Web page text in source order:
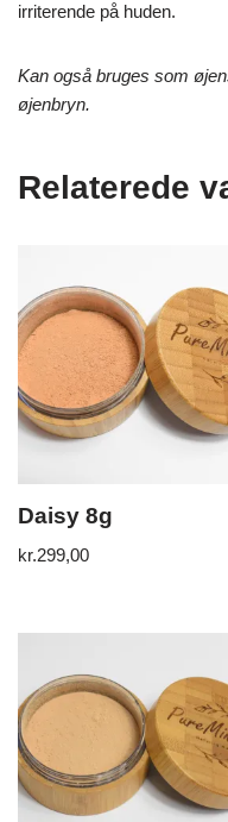
irriterende på huden.
Kan også bruges som
øjenbryn.
Relaterede
Daisy 8g
kr.299,00